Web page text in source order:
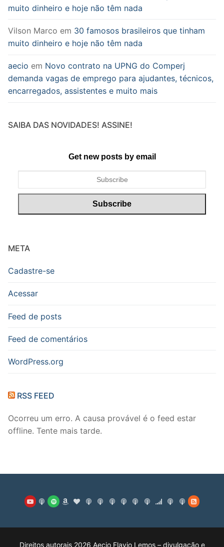
muito dinheiro e hoje não têm nada
Vilson Marco em 30 famosos brasileiros que tinham
muito dinheiro e hoje não têm nada
aecio em Novo contrato na UPNG do Comperj
demanda vagas de emprego para ajudantes, técnicos,
encarregados, assistentes e muito mais
SAIBA DAS NOVIDADES! ASSINE!
Get new posts by email
META
Cadastre-se
Acessar
Feed de posts
Feed de comentários
WordPress.org
RSS FEED
Ocorreu um erro. A causa provável é o feed estar
offline. Tente mais tarde.
Direitos autorais 2026 Aecio Flavio Lemos – divulgação e